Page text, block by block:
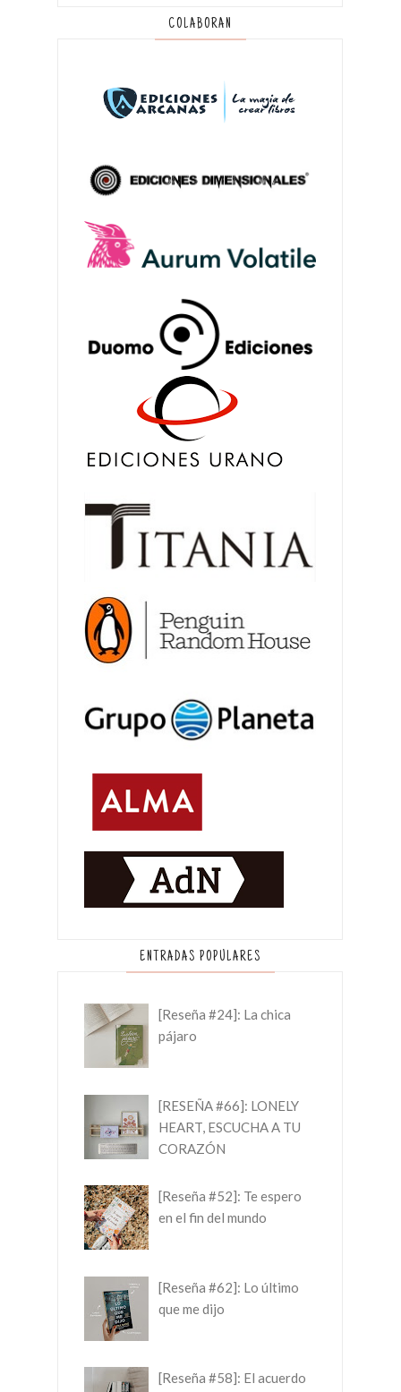
COLABORAN
ENTRADAS POPULARES
[Reseña #24]: La chica
pájaro
[RESEÑA #66]: LONELY
HEART, ESCUCHA A TU
CORAZÓN
[Reseña #52]: Te espero
en el fin del mundo
[Reseña #62]: Lo último
que me dijo
[Reseña #58]: El acuerdo